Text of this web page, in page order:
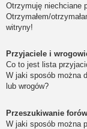
Otrzymuję niechciane
Otrzymałem/
witryny!
Przyjaciele i
Co to jest lista
W jaki sposób można
lub wrogów?
Przeszukiwanie forów
W jaki sposób można